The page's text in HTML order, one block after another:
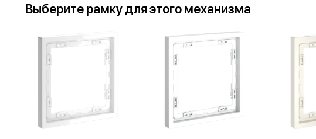
Выберитерамку дляэтого механизма